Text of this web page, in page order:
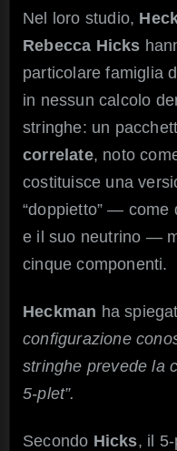
Nel loro studio,
Rebecca Hicks
particolare famiglia
in nessun calcolo
stringhe: un
correlate, noto
costituisce una
“doppietto” — come
e il suo neutrino —
cinque componenti.
Heckman ha
configurazione
stringhe prevede la
5-plet”.
Secondo Hicks, il